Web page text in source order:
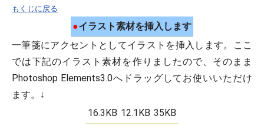
もくじに戻る
●イラスト素材を挿入します
一筆箋にアクセントとしてイラストを挿入します。ここ
では下記のイラスト素材を作りましたので、そのまま
Photoshop Elements3.0へドラッグしてお使いいただけ
ます。↓
16.3KB 12.1KB 35KB